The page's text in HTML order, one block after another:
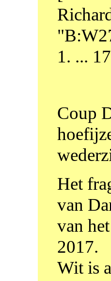
1. ...
Coup
Het
van
van
2017.
Wit is